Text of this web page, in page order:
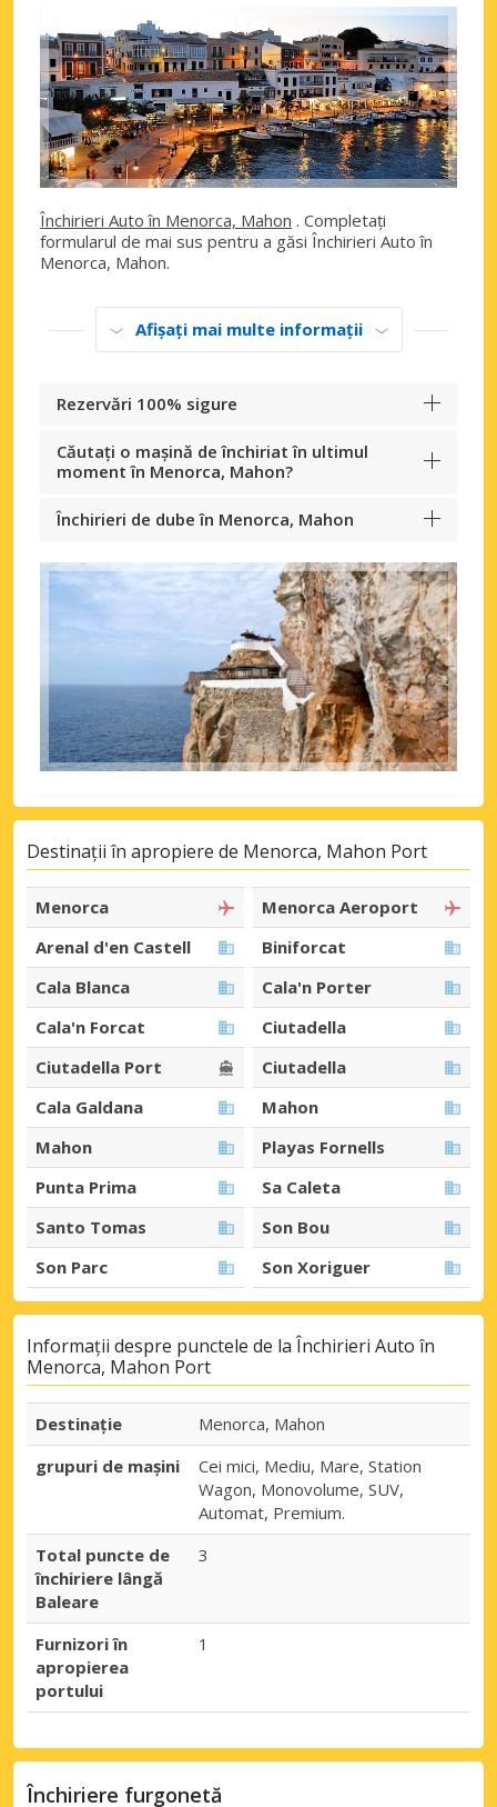
Închirieri Auto în Menorca, Mahon . Completați
formularul de mai sus pentru a găsi Închirieri Auto în
Menorca, Mahon.
Afișați mai multe informații
Rezervări 100% sigure
Căutați o mașină de închiriat în ultimul
moment în Menorca, Mahon?
Închirieri de dube în Menorca, Mahon
Destinații în apropiere de Menorca, Mahon Port
Menorca
Menorca Aeroport
Arenal d'en Castell
Biniforcat
Cala Blanca
Cala'n Porter
Cala'n Forcat
Ciutadella
Ciutadella Port
Ciutadella
Cala Galdana
Mahon
Mahon
Playas Fornells
Punta Prima
Sa Caleta
Santo Tomas
Son Bou
Son Parc
Son Xoriguer
Informații despre punctele de la Închirieri Auto în
Menorca, Mahon Port
Destinaţie
Menorca, Mahon
grupuri de mașini
Cei mici, Mediu, Mare, Station
Wagon, Monovolume, SUV,
Automat, Premium.
Total puncte de
închiriere lângă
Baleare
3
Furnizori în
apropierea
portului
1
Închiriere furgonetă